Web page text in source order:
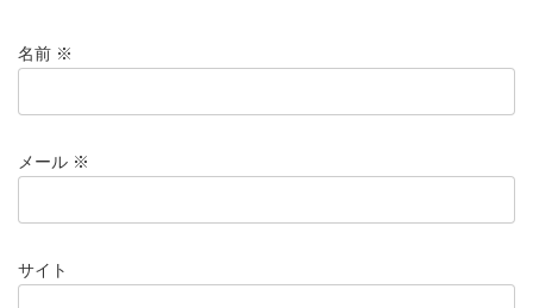
名前 ※
メール ※
サイト